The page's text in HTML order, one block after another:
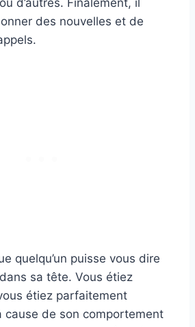
d’autres. Finalement, il
des nouvelles et de
quelqu’un puisse vous dire
sa tête. Vous étiez
étiez parfaitement
cause de son comportement